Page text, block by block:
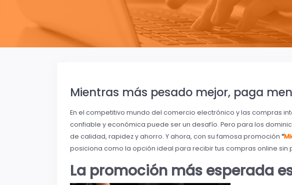
Mientras más pesado mejor, paga
En el competitivo mundo del comercio electrónico y las compras
confiable y económica puede ser un desafío. Pero para los
de calidad, rapidez y ahorro. Y ahora, con su famosa promoción “
posiciona como la opción ideal para recibir tus compras online
La promoción más esperada